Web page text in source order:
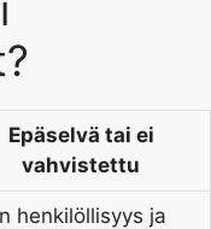
Epäselvä tai ei
vahvistettu
henkilöllisyys ja